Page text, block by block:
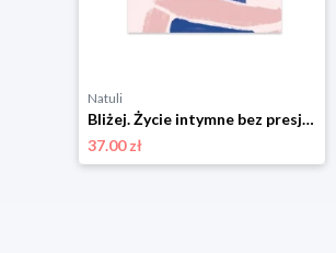
Natuli
Bliżej. Życie intymne bez presji i w zgodzie ze sobą Znak koncept
37.00 zł